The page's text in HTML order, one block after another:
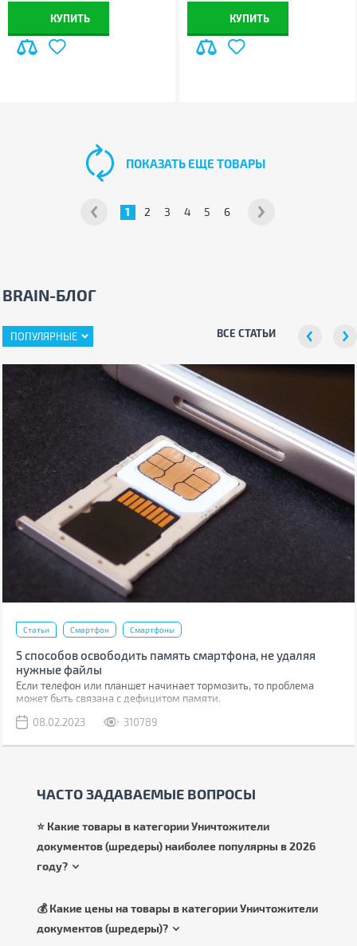
КУПИТЬ КУПИТЬ
1 2 3 4 5 6
ПОКАЗАТЬ ЕЩЕ ТОВАРЫ
BRAIN-БЛОГ
ПОПУЛЯРНЫЕ ВСЕ СТАТЬИ
Статьи Смартфон Смартфоны
5 способов освободить память смартфона, не удаляя
нужные файлы
Если телефон или планшет начинает тормозить, то проблема
может быть связана с дефицитом памяти.
08.02.2023
310789
ЧАСТО ЗАДАВАЕМЫЕ ВОПРОСЫ
⭐ Какие товары в категории Уничтожители
документов (шредеры) наиболее популярны в 2026
году?
💰 Какие цены на товары в категории Уничтожители
документов (шредеры)?